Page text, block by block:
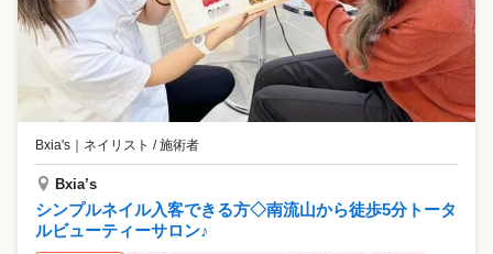
Bxia's ネイリスト / 施術者
Bxia’s
シンプルネイル入客できる方◇南流山から徒歩5分トータ
ルビューティーサロン♪